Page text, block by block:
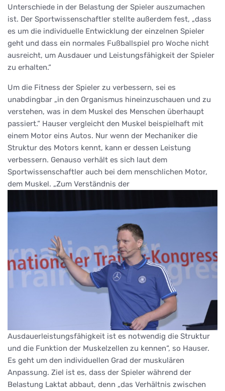
Unterschiede in der Belastung der Spieler auszumachen
ist. Der Sportwissenschaftler stellte außerdem fest, „dass
es um die individuelle Entwicklung der einzelnen Spieler
geht und dass ein normales Fußballspiel pro Woche nicht
ausreicht, um Ausdauer und Leistungsfähigkeit der Spieler
zu erhalten.“
Um die Fitness der Spieler zu verbessern, sei es
unabdingbar „in den Organismus hineinzuschauen und zu
verstehen, was in dem Muskel des Menschen überhaupt
passiert.“ Hauser vergleicht den Muskel beispielhaft mit
einem Motor eins Autos. Nur wenn der Mechaniker die
Struktur des Motors kennt, kann er dessen Leistung
verbessern. Genauso verhält es sich laut dem
Sportwissenschaftler auch bei dem menschlichen Motor,
dem Muskel. „Zum Verständnis der
Ausdauerleistungsfähigkeit ist es notwendig die Struktur
und die Funktion der Muskelzellen zu kennen“, so Hauser.
Es geht um den individuellen Grad der muskulären
Anpassung. Ziel ist es, dass der Spieler während der
Belastung Laktat abbaut, denn „das Verhältnis zwischen